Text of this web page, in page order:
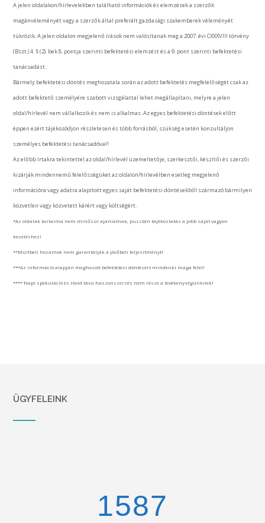
A jelen oldalakon/hírlevelekben található információk és elemzések a szerzők
magánvéleményét vagy a szerzők által preferált gazdasági szakemberek véleményét
tükrözik. A jelen oldalon megjelenő írások nem valósítanak meg a 2007. évi CXXXVIII törvény
(Bszt.) 4. § (2). bek 8. pontja szerinti befektetési elemzést és a 9. pont szerinti befektetési
tanácsadást.
Bármely befektetési döntés meghozatala során az adott befektetés megfelelőségét csak az
adott befektető személyére szabott vizsgálattal lehet megállapítani, melyre a jelen
oldal/hírlevél nem vállalkozik és nem is alkalmas. Az egyes befektetési döntések előtt
éppen ezért tájékozódjon részletesen és több forrásból, szükség esetén konzultáljon
személyes befektetési tanácsadóval!
Az előbb írtakra tekintettel az oldal/hírlevél üzemeltetője, szerkesztői, készítői és szerzői
kizárják mindennemű felelősségüket az oldalon/hírlevélben esetleg megjelenő
információra vagy adatra alapított egyes saját befektetési döntésekből származó bármilyen
közvetlen vagy közvetett kárért vagy költségért.
*Az oldalak tartalma nem minősül ajánlatnak, pusztán tájékoztatás a jobb saját vagyon
kezeléshez!
**Múltbeli hozamok nem garantálják a jövőbeli teljesítményt!
***Az információ alapján meghozott befektetési döntésért mindenki maga felel!
**** Napi spekuláció és rövid távú haszonszerzés nem része a tevékenységünknek!
ÜGYFELEINK
1670